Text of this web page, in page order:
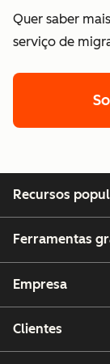
Quer saber
serviço de
Recursos
Ferramentas
Empresa
Clientes